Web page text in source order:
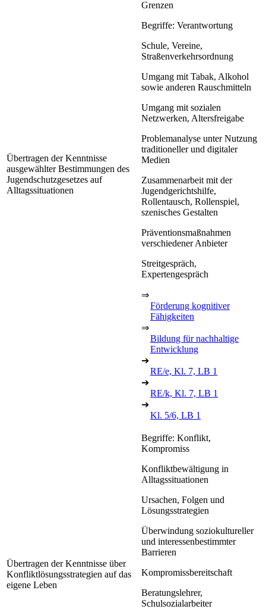
Übertragen der Kenntnisse
ausgewählter Bestimmungen des
Jugendschutzgesetzes auf
Alltagssituationen
Grenzen
Begriffe: Verantwortung
Schule, Vereine,
Straßenverkehrsordnung
Umgang mit Tabak, Alkohol
sowie anderen Rauschmitteln
Umgang mit sozialen
Netzwerken, Altersfreigabe
Problemanalyse unter Nutzung
traditioneller und digitaler
Medien
Zusammenarbeit mit der
Jugendgerichtshilfe,
Rollentausch, Rollenspiel,
szenisches Gestalten
Präventionsmaßnahmen
verschiedener Anbieter
Streitgespräch,
Expertengespräch
⇒
Förderung kognitiver
Fähigkeiten
⇒
Bildung für nachhaltige
Entwicklung
➔
RE/e, Kl. 7, LB 1
➔
RE/k, Kl. 7, LB 1
➔
Kl. 5/6, LB 1
Übertragen der Kenntnisse über
Konfliktlösungsstrategien auf das
eigene Leben
Begriffe: Konflikt,
Kompromiss
Konfliktbewältigung in
Alltagssituationen
Ursachen, Folgen und
Lösungsstrategien
Überwindung soziokultureller
und interessenbestimmter
Barrieren
Kompromissbereitschaft
Beratungslehrer,
Schulsozialarbeiter